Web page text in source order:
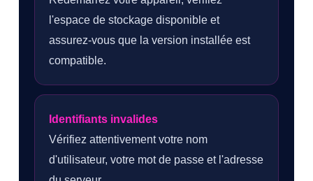
l'espace de stockage disponible et
assurez-vous que la version installée est
compatible.
Identifiants invalides
Vérifiez attentivement votre nom
d'utilisateur, votre mot de passe et l'adresse